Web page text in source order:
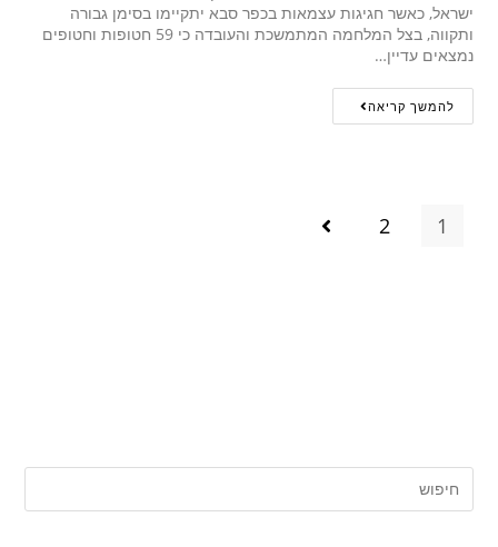
ישראל, כאשר חגיגות עצמאות בכפר סבא יתקיימו בסימן גבורה
ותקווה, בצל המלחמה המתמשכת והעובדה כי 59 חטופות וחטופים
נמצאים עדיין…
להמשך קריאה
1
2